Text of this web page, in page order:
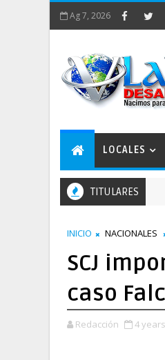
Ag 7, 2026
LOCALES
TITULARES
INICIO NACIONALES
SCJ
caso
Redacción 4